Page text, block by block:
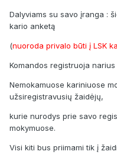
Dalyviams su savo įranga :
kario anketą
(nuoroda privalo būti į LSK
Komandos registruoja narius
Nemokamuose kariniuose
užsiregistravusių žaidėjų,
kurie nurodys prie savo
mokymuose.
Visi kiti bus priimami tik į